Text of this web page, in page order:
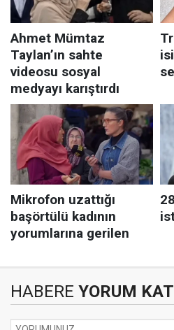
HABERE YORUM KAT